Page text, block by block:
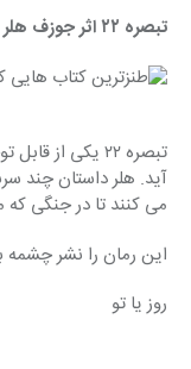
تبصره ۲۲ اثر جوزف هلر
تبصره ۲۲ یکی
آید. هلر داستان چند
می کنند تا در جنگی
این رمان را نشر
روز یا تو